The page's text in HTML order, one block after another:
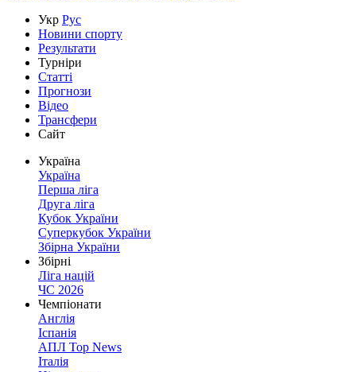
Укр Рус
Новини спорту
Результати
Турніри
Статті
Прогнози
Відео
Трансфери
Сайт
Україна
Україна
Перша ліга
Друга ліга
Кубок України
Суперкубок України
Збірна України
Збірні
Ліга націй
ЧС 2026
Чемпіонати
Англія
Іспанія
АПЛ Top News
Італія